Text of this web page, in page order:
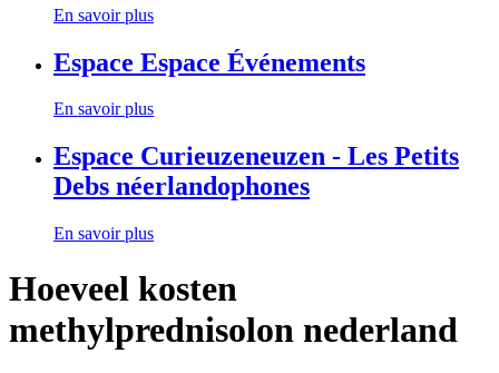
En savoir plus
Espace Espace Événements
En savoir plus
Espace Curieuzeneuzen - Les Petits
Debs néerlandophones
En savoir plus
Hoeveel kosten
methylprednisolon nederland